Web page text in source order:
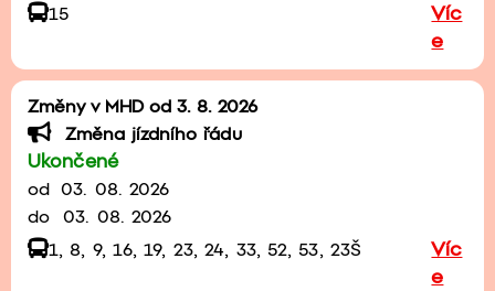
15
Víc
e
Změny v MHD od 3. 8. 2026
Změna jízdního řádu
Ukončené
od
03. 08. 2026
do
03. 08. 2026
1, 8, 9, 16, 19, 23, 24, 33, 52, 53, 23Š
Víc
e